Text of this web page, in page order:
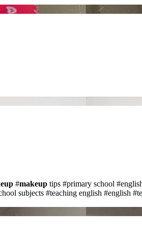
#makeup tips #primary school
subjects #teaching english #english